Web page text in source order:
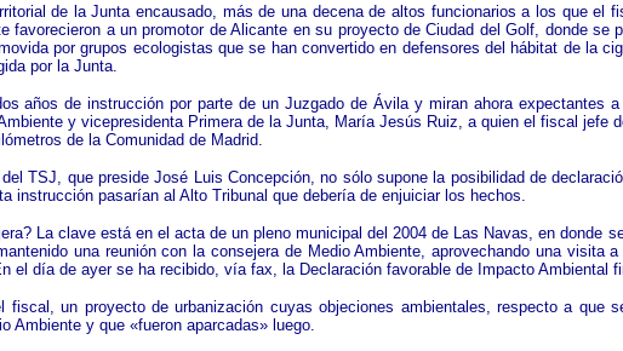
de la Junta encausado, más de una decena de altos funcionarios a los que el
favorecieron a un promotor de Alicante en su proyecto de Ciudad del Golf, donde
por grupos ecologistas que se han convertido en defensores del hábitat de la
por la Junta.
años de instrucción por parte de un Juzgado de Ávila y miran ahora expectantes
y vicepresidenta Primera de la Junta, María Jesús Ruiz, a quien el fiscal
de la Comunidad de Madrid.
TSJ, que preside José Luis Concepción, no sólo supone la posibilidad de
instrucción pasarían al Alto Tribunal que debería de enjuiciar los hechos.
La clave está en el acta de un pleno municipal del 2004 de Las Navas, en donde
una reunión con la consejera de Medio Ambiente, aprovechando una visita
el día de ayer se ha recibido, vía fax, la Declaración favorable de Impacto Ambiental
un proyecto de urbanización cuyas objeciones ambientales, respecto a que
Ambiente y que «fueron aparcadas» luego.